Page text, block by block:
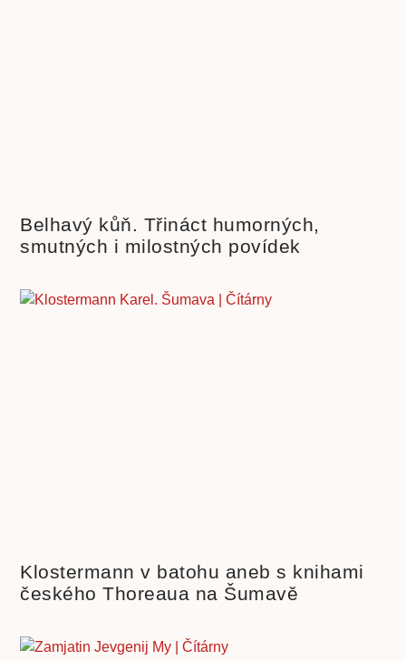
Belhavý kůň. Třináct humorných,
smutných i milostných povídek
Klostermann v batohu aneb s knihami
českého Thoreaua na Šumavě